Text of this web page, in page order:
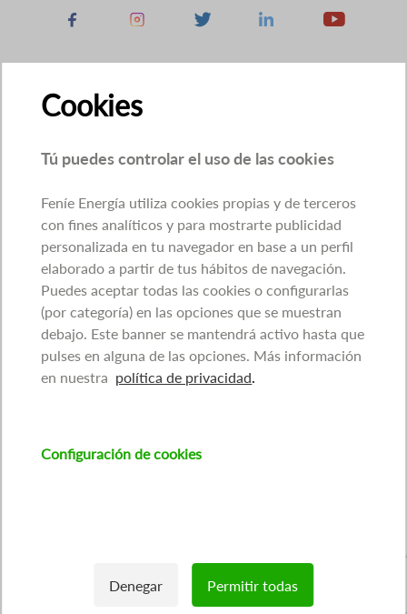
Facebook Instagram X Linkedin Youtube
Cookies
Tú puedes controlar el uso de las cookies
Feníe Energía utiliza cookies propias y de terceros
con fines analíticos y para mostrarte publicidad
personalizada en tu navegador en base a un perfil
elaborado a partir de tus hábitos de navegación.
Puedes aceptar todas las cookies o configurarlas
(por categoría) en las opciones que se muestran
debajo. Este banner se mantendrá activo hasta que
pulses en alguna de las opciones. Más información
en nuestra política de privacidad
Configuración de cookies
Denegar Permitir todas
Withdraw consent